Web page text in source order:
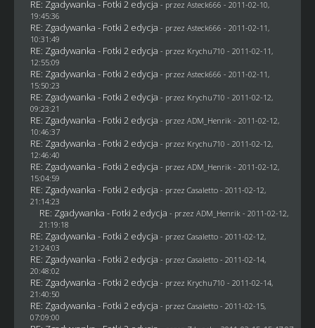
RE: Zgadywanka - Fotki 2 edycja - przez Asteck666 - 2011-02-10,
19:45:36
RE: Zgadywanka - Fotki 2 edycja - przez Asteck666 - 2011-02-11,
10:31:49
RE: Zgadywanka - Fotki 2 edycja - przez Krychu710 - 2011-02-11,
12:55:09
RE: Zgadywanka - Fotki 2 edycja - przez Asteck666 - 2011-02-11,
15:50:23
RE: Zgadywanka - Fotki 2 edycja - przez Krychu710 - 2011-02-12,
09:23:21
RE: Zgadywanka - Fotki 2 edycja - przez ADM_Henrik - 2011-02-12,
10:46:37
RE: Zgadywanka - Fotki 2 edycja - przez Krychu710 - 2011-02-12,
12:46:40
RE: Zgadywanka - Fotki 2 edycja - przez ADM_Henrik - 2011-02-12,
15:04:59
RE: Zgadywanka - Fotki 2 edycja - przez Casaletto- 2011-02-12,
21:14:23
RE: Zgadywanka - Fotki 2 edycja - przez ADM_Henrik - 2011-02-12,
21:19:18
RE: Zgadywanka - Fotki 2 edycja - przez Casaletto- 2011-02-12,
21:24:03
RE: Zgadywanka - Fotki 2 edycja - przez Casaletto- 2011-02-14,
20:48:02
RE: Zgadywanka - Fotki 2 edycja - przez Krychu710 - 2011-02-14,
21:40:50
RE: Zgadywanka - Fotki 2 edycja - przez Casaletto- 2011-02-15,
07:09:00